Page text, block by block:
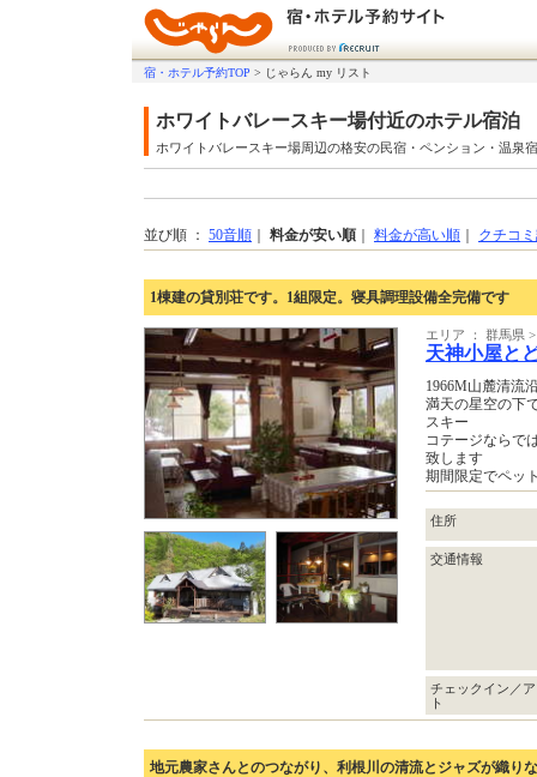
宿・ホテル予約TOP > じゃらん my リスト
ホワイトバレースキー場付近のホテル宿泊
ホワイトバレースキー場周辺の格安の民宿・ペンション・温泉
並び順 ： 50音順 料金が安い順 料金が高い順 クチコ
1棟建の貸別荘です。1組限定。寝具調理設備全完備です
エリア ： 群馬県
天神小屋と
1966M山麓清流
満天の星空の下
スキー
コテージならで
致します
期間限定でペッ
住所
交通情報
チェックイン／
ト
地元農家さんとのつながり、利根川の清流とジャズが織り